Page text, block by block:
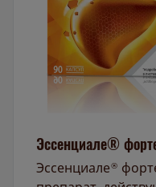
Эссенциале®
Эссенциале®